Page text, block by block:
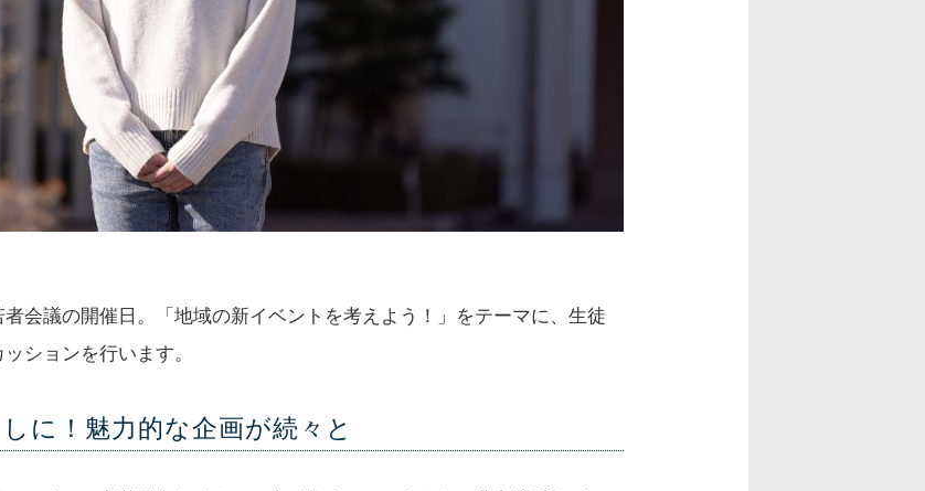
会議の開催日。「地域の新イベントを考えよう！」をテーマに、生徒
ションを行います。
に！魅力的な企画が続々と